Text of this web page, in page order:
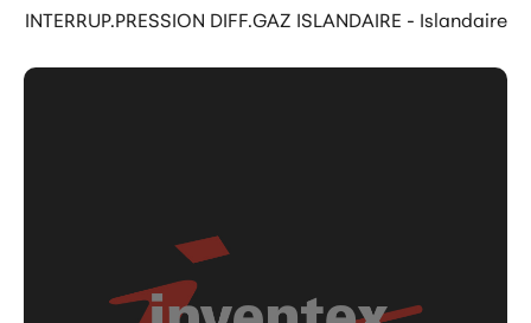
INTERRUP.PRESSION DIFF.GAZ ISLANDAIRE - Islandaire